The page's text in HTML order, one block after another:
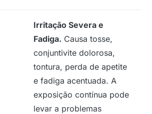
Irritação Severa e
Fadiga. Causa tosse,
conjuntivite dolorosa,
tontura, perda de apetite
e fadiga acentuada. A
exposição contínua pode
levar a problemas